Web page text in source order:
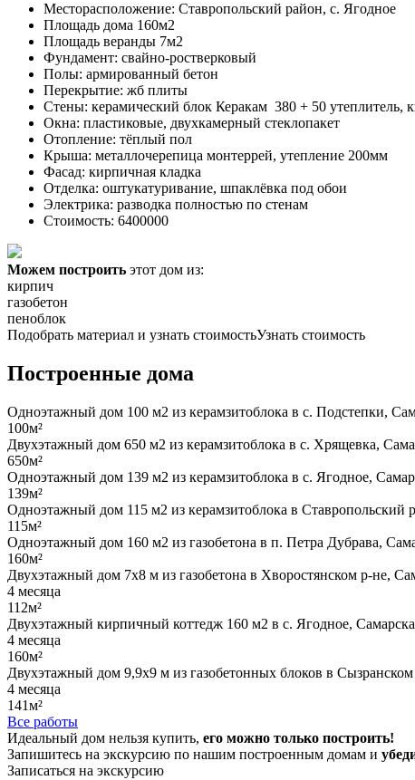
Месторасположение: Ставропольский район, с. Ягодное
Площадь дома 160м2
Площадь веранды 7м2
Фундамент: свайно-ростверковый
Полы: армированный бетон
Перекрытие: жб плиты
Стены: керамический блок Керакам 380 + 50 утеплитель,
Окна: пластиковые, двухкамерный стеклопакет
Отопление: тёплый пол
Крыша: металлочерепица монтеррей, утепление 200мм
Фасад: кирпичная кладка
Отделка: оштукатуривание, шпаклёвка под обои
Электрика: разводка полностью по стенам
Стоимость: 6400000
Можем построить этот дом из:
кирпич
газобетон
пеноблок
Подобрать материал и узнать стоимостьУзнать стоимость
Построенные дома
Одноэтажный дом 100 м2 из керамзитоблока в с. Подстепки,
100м²
Двухэтажный дом 650 м2 из керамзитоблока в с. Хрящевка,
650м²
Одноэтажный дом 139 м2 из керамзитоблока в с. Ягодное,
139м²
Одноэтажный дом 115 м2 из керамзитоблока в Ставропольский
115м²
Одноэтажный дом 160 м2 из газобетона в п. Петра Дубрава,
160м²
Двухэтажный дом 7х8 м из газобетона в Хворостянском р-не,
4 месяца
112м²
Двухэтажный кирпичный коттедж 160 м2 в с. Ягодное,
4 месяца
160м²
Двухэтажный дом 9,9х9 м из газобетонных блоков в
4 месяца
141м²
Все работы
Идеальный дом нельзя купить, его можно только построить!
Запишитесь на экскурсию по нашим построенным домам и
Записаться на экскурсию